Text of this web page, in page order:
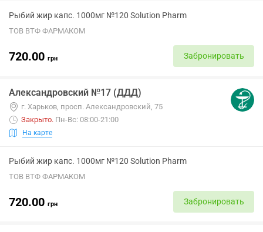
Рыбий жир капс. 1000мг №120 Solution Pharm
ТОВ ВТФ ФАРМАКОМ
720.00 грн Забронировать
Александровский №17 (ДДД)
г. Харьков, просп. Александровский, 75
Закрыто. Пн-Вс: 08:00-21:00
На карте
Рыбий жир капс. 1000мг №120 Solution Pharm
ТОВ ВТФ ФАРМАКОМ
720.00 грн Забронировать